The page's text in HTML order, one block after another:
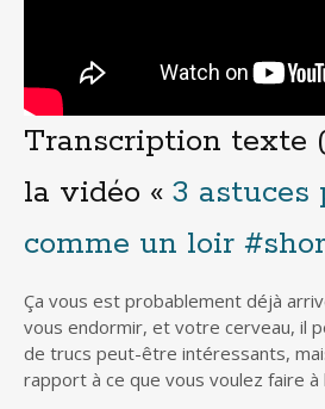
Transcription texte
la vidéo « 3 astuces
comme un loir
Ça vous est probablement déjà
vous endormir, et votre cerveau, il
de trucs peut-être intéressants,
rapport à ce que vous voulez faire à